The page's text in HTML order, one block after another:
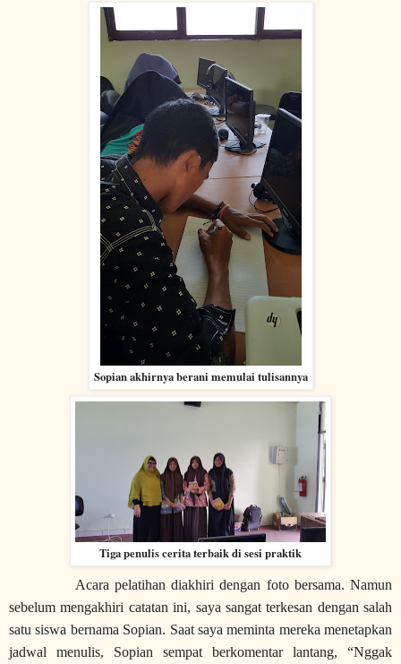
Sopian akhirnya berani memulai tulisannya
Tiga penulis cerita terbaik di sesi praktik
Acara pelatihan diakhiri dengan foto bersama. Namun
sebelum mengakhiri catatan ini, saya sangat terkesan dengan salah
satu siswa bernama Sopian. Saat saya meminta mereka menetapkan
jadwal menulis, Sopian sempat berkomentar lantang, “Nggak